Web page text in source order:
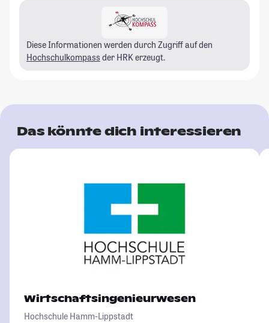
Diese Informationen werden durch Zugriff auf den
Hochschulkompass der HRK erzeugt.
Das könnte dich interessieren
Wirtschaftsingenieurwesen
Hochschule Hamm-Lippstadt